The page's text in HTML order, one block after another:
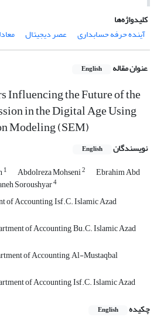
کلیدواژه‌ها
آینده حرفه حسابداری
عصر دیجیتال
عنوان مقاله English
Influencing the Future of the
in the Digital Age Using
Modeling (SEM)
نویسندگان English
1 Abdolreza Mohseni2 Ebrahim Abd
Soroushyar4
of Accounting, Isf.C. Islamic Azad
of Accounting, Bu.C. Islamic Azad
of Accounting, Al-Mustaqbal
of Accounting, Isf.C. Islamic Azad
چکیده
English